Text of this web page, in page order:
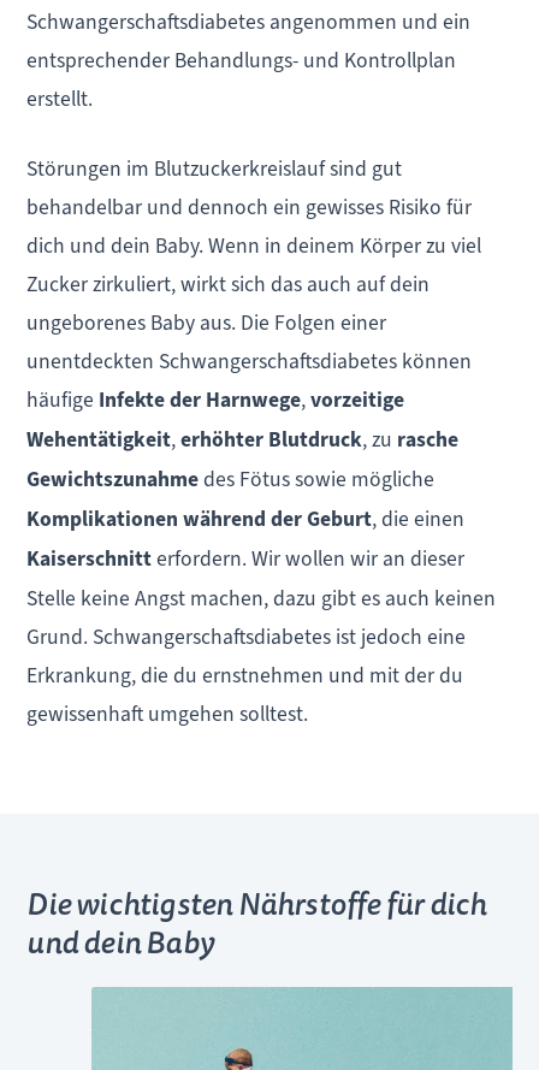
Schwangerschaftsdiabetes angenommen und ein
entsprechender Behandlungs- und Kontrollplan
erstellt.
Störungen im Blutzuckerkreislauf sind gut
behandelbar und dennoch ein gewisses Risiko für
dich und dein Baby. Wenn in deinem Körper zu viel
Zucker zirkuliert, wirkt sich das auch auf dein
ungeborenes Baby aus. Die Folgen einer
unentdeckten Schwangerschaftsdiabetes können
häufige Infekte der Harnwege,vorzeitige
Wehentätigkeit,erhöhter Blutdruck, zu rasche
Gewichtszunahmedes Fötus sowie mögliche
Komplikationen während der Geburt, die einen
Kaiserschnitterfordern. Wir wollen wir an dieser
Stelle keine Angst machen, dazu gibt es auch keinen
Grund. Schwangerschaftsdiabetes ist jedoch eine
Erkrankung, die du ernstnehmen und mit der du
gewissenhaft umgehen solltest.
Die wichtigsten Nährstoffe für dich
und dein Baby